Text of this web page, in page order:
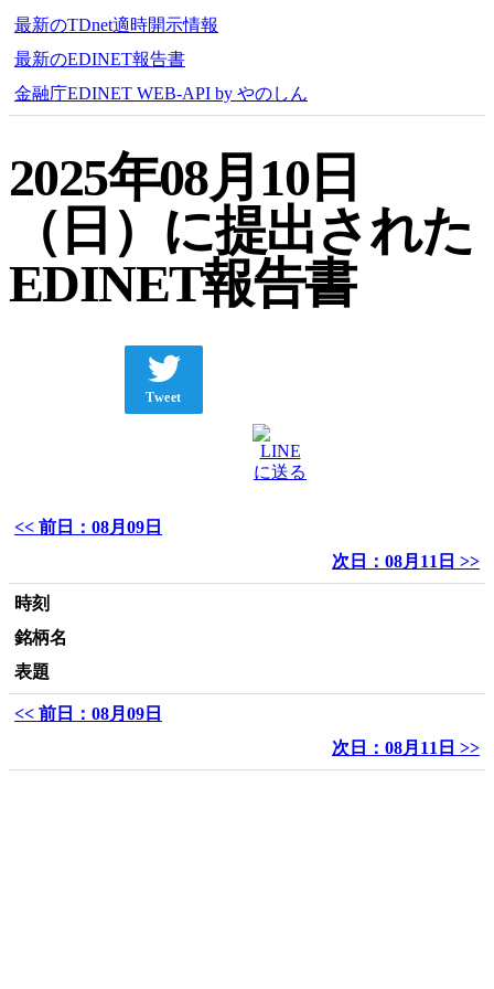
最新のTDnet適時開示情報
最新のEDINET報告書
金融庁EDINET WEB-API by やのしん
2025年08月10日
（日）に提出された
EDINET報告書
Tweet
<< 前日：08月09日
次日：08月11日 >>
時刻
銘柄名
表題
<< 前日：08月09日
次日：08月11日 >>